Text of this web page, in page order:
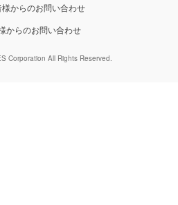
からのお問い合わせ
からのお問い合わせ
Corporation All Rights Reserved.